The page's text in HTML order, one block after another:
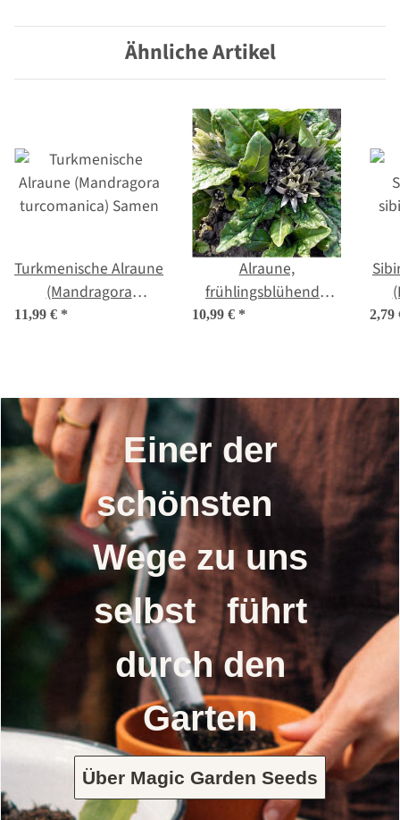
Ähnliche Artikel
Turkmenische Alraune
(Mandragora
turcomanica) Samen
11,99 € *
Alraune,
frühlingsblühende
(Mandragora
10,99 € * 2,79
Einer der
schönsten
Wege zu uns
selbst führt
durch den
Garten
Über Magic Garden Seeds